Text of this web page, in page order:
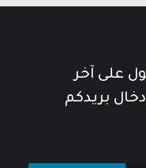
على آخر
بريدكم